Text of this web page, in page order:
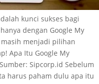
kunci sukses bagi
dengan Google My
masih menjadi pilihan
Apa Itu Google My
Sipcorp.id Sebelum
harus paham dulu apa itu